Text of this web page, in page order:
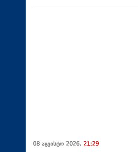
08 აგვისტო 2026, 21:29